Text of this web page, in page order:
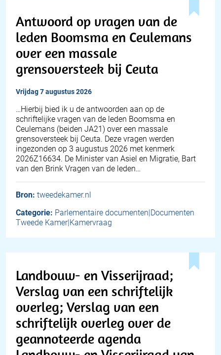
Antwoord op vragen van de
leden Boomsma en Ceulemans
over een massale
grensoversteek bij Ceuta
vrijdag 7 augustus 2026
… Hierbij bied ik u de antwoorden aan op de
schriftelijke vragen van de leden Boomsma en
Ceulemans (beiden JA21) over een massale
grensoversteek bij Ceuta. Deze vragen werden
ingezonden op 3 augustus 2026 met kenmerk
2026Z16634. De Minister van Asiel en Migratie, Bart
van den Brink Vragen van de leden…
Bron: tweedekamer.nl
Categorie: Parlementaire documenten|Documenten
Tweede Kamer|Kamervraag
Landbouw- en Visserijraad;
Verslag van een schriftelijk
overleg; Verslag van een
schriftelijk overleg over de
geannoteerde agenda